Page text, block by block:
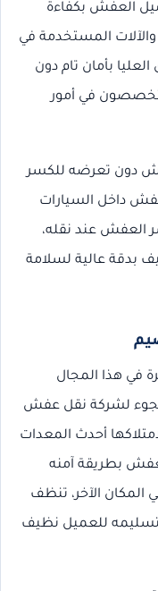
العفش بكفاءة
والآلات المستخدمة في
بأمان تام دون
في أمور
دون تعرضه للكسر
داخل السيارات
العفش عند نقله،
بدقة عالية لسلامة
في هذا المجال
لشركة نقل عفش
أحدث المعدات
بطريقة آمنه
المكان الآخر، تنظف
للعميل نظيف